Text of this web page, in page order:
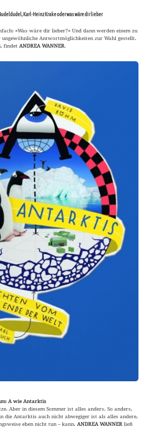
Karl-Heinz Krake oder was wäre dir lieber
»Was wäre dir lieber?« Und dann werden einem zu
Antwortmöglichkeiten zur Wahl gestellt.
findetANDREA WANNER.
A wie Antarktis
Aber in diesem Sommer ist alles anders. So anders,
die Antarktis auch nicht abwegiger ist als alles andere,
eben nicht tun – kann.ANDREA WANNERließ